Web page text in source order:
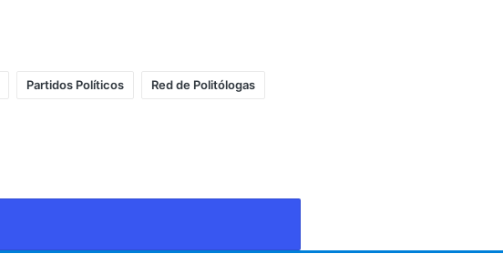
Partidos Políticos Red de Politólogas